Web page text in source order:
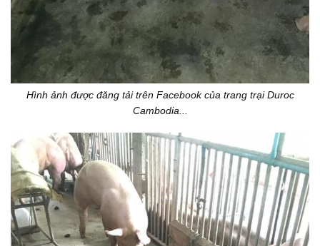
Hình ảnh được đăng tải trên Facebook của trang trại Duroc
Cambodia...